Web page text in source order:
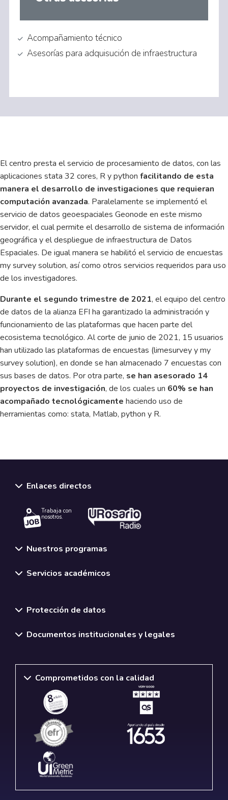
Acompañamiento técnico
Asesorías para adquisución de infraestructura
El centro presta el servicio de procesamiento de datos, con las
aplicaciones stata 32 cores, R y python facilitando de esta
manera el desarrollo de investigaciones que requieran
computación avanzada. Paralelamente se implementó el
servicio de datos geoespaciales Geonode en este mismo
servidor, el cual permite el desarrollo de sistema de información
geográfica y el despliegue de infraestructura de Datos
Espaciales. De igual manera se habilitó el servicio de encuestas
my survey solution, así como otros servicios requeridos para uso
de los investigadores.
Durante el segundo trimestre de 2021, el equipo del centro
de datos de la alianza EFI ha garantizado la administración y
funcionamiento de las plataformas que hacen parte del
ecosistema tecnológico. Al corte de junio de 2021, 15 usuarios
han utilizado las plataformas de encuestas (limesurvey y my
survey solution), en donde se han almacenado 7 encuestas con
sus bases de datos. Por otra parte, se han asesorado 14
proyectos de investigación, de los cuales un 60% se han
acompañado tecnológicamente haciendo uso de
herramientas como: stata, Matlab, python y R.
Enlaces directos
Trabaja con
nosotros.
Nuestros programas
Servicios académicos
Protección de datos
Documentos institucionales y legales
Comprometidos con la calidad